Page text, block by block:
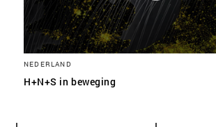
NEDERLAND
H+N+S in beweging